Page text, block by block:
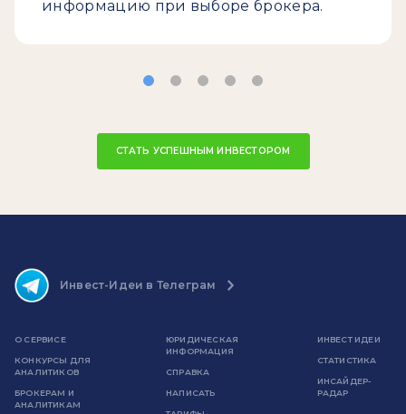
информацию при выборе брокера.
СТАТЬ УСПЕШНЫМ ИНВЕСТОРОМ
Инвест-Идеи в Телеграм
О СЕРВИСЕ
КОНКУРСЫ ДЛЯ
АНАЛИТИКОВ
БРОКЕРАМ И
АНАЛИТИКАМ
ЮРИДИЧЕСКАЯ
ИНФОРМАЦИЯ
СПРАВКА
НАПИСАТЬ
ИНВЕСТ ИДЕИ
СТАТИСТИКА
ИНСАЙДЕР-
РАДАР